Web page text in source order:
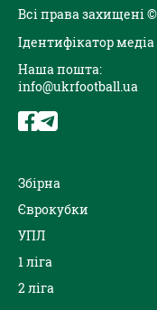
Всі права захищені
Ідентифікатор медіа
Наша пошта:
info@ukrfootball.ua
Збірна
Єврокубки
УПЛ
1 ліга
2 ліга